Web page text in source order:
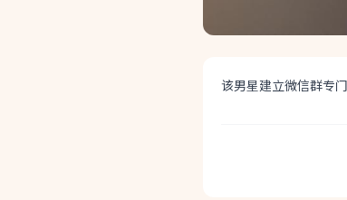
该男星建立微信群专